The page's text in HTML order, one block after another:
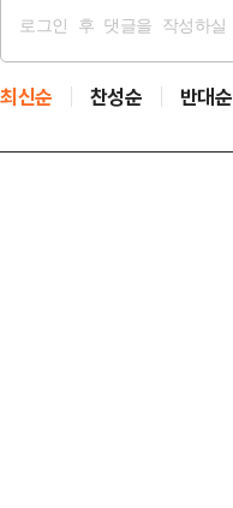
최신순 찬성순 반대순